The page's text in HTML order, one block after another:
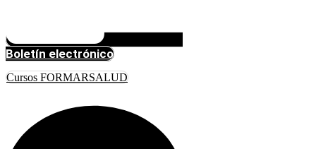
Boletín electrónico
Cursos FORMARSALUD